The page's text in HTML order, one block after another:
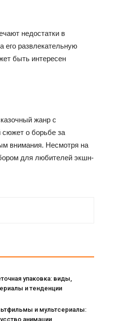
недостатки в
его развлекательную
быть интересен
жанр с
сюжет о борьбе за
внимания. Несмотря на
для любителей экшн-
упаковка: виды,
и тенденции
и мультсериалы:
анимации